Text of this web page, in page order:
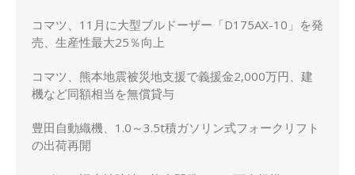
コマツ、11月に大型ブルドーザー「D175AX-10」を発
売、生産性最大25％向上
コマツ、熊本地震被災地支援で義援金2,000万円、建
機など同額相当を無償貸与
豊田自動織機、1.0～3.5t積ガソリン式フォークリフト
の出荷再開